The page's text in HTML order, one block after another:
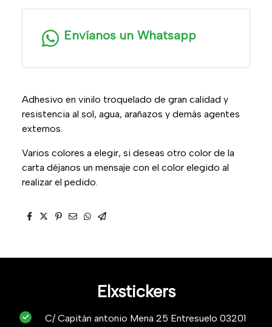
Envíanos un Whatsapp
Adhesivo en vinilo troquelado de gran calidad y
resistencia al sol, agua, arañazos y demás agentes
externos.
Varios colores a elegir, si deseas otro color de la
carta déjanos un mensaje con el color elegido al
realizar el pedido.
Elxstickers
C/ Capitán antonio Mena 25 Entresuelo 03201